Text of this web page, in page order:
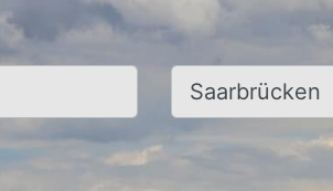
Ort, Stadt